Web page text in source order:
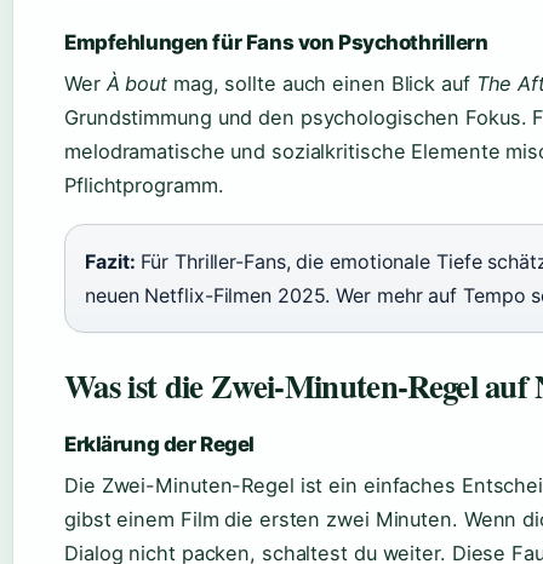
Empfehlungen für Fans von Psychothrillern
Wer À bout mag, sollte auch einen Blick auf The
Grundstimmung und den psychologischen Fokus.
melodramatische und sozialkritische Elemente
Pflichtprogramm.
Fazit: Für Thriller-Fans, die emotionale Tiefe
neuen Netflix-Filmen 2025. Wer mehr auf Tempo
Was ist die Zwei-Minuten-Regel auf
Erklärung der Regel
Die Zwei-Minuten-Regel ist ein einfaches
gibst einem Film die ersten zwei Minuten. Wenn
Dialog nicht packen, schaltest du weiter. Diese